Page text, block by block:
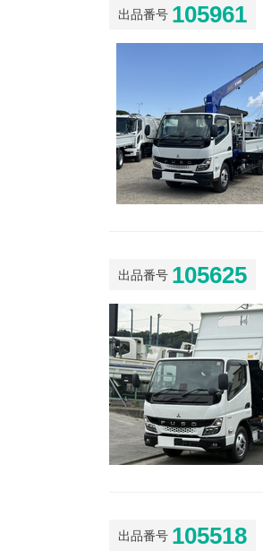
出品番号 105961
出品番号 105625
出品番号 105518